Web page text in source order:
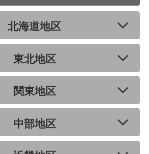
北海道地区
東北地区
関東地区
中部地区